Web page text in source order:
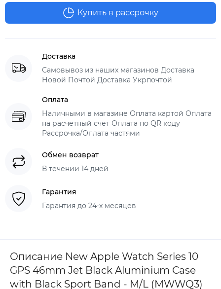
Купить в рассрочку
Доставка
Самовывоз из наших магазинов Доставка
Новой Почтой Доставка Укрпочтой
Оплата
Наличными в магазине Оплата картой Оплата
на расчетный счет Оплата по QR коду
Рассрочка/Оплата частями
Обмен возврат
В течении 14 дней
Гарантия
Гарантия до 24-х месяцев
Описание New Apple Watch Series 10
GPS 46mm Jet Black Aluminium Case
with Black Sport Band - M/L (MWWQ3)